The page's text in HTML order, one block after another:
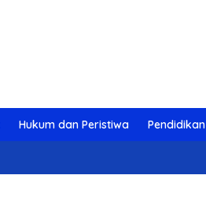
Hukum dan Peristiwa Pendidikan